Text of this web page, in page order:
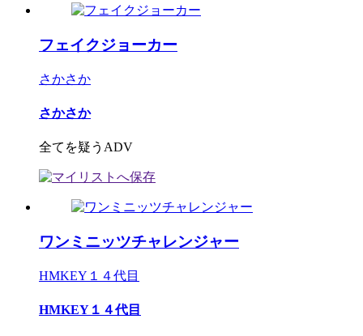
フェイクジョーカー
さかさか
さかさか
全てを疑うADV
ワンミニッツチャレンジャー
HMKEY１４代目
HMKEY１４代目